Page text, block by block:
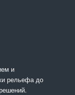
и
рельефа до